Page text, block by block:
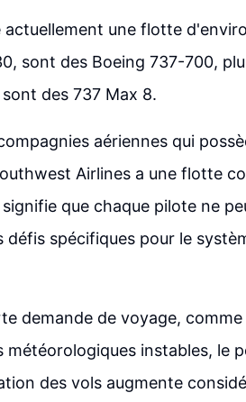
actuellement une flotte
sont des Boeing 737-700,
des 737 Max 8.
aériennes qui
Airlines a une flotte
que chaque pilote ne
défis spécifiques pour le
demande de voyage,
météorologiques instables, le
des vols augmente